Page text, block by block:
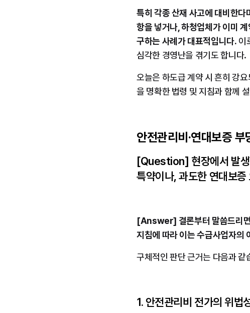
특히 각종 산재 사고에 대비한
항을 넣거나, 하청업체가 이미
구하는 사례가 대표적입니다. 이
심각한 경영난을 겪기도 합니다.
오늘은 하도급 계약 시 흔히 강
을 명확한 법령 및 지침과 함께
안전관리비·연대보증
[Question] 현장에서 발생
특약이나, 과도한 연대보
[Answer] 결론부터 말씀드리면
지침에 따라 이는 수급사업자의
구체적인 판단 근거는 다음과 같
1. 안전관리비 전가의 위법